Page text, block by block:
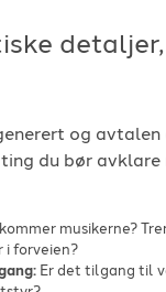
og avtalen
du bør avklare
musikerne?
i forveien?
Er det tilgang til